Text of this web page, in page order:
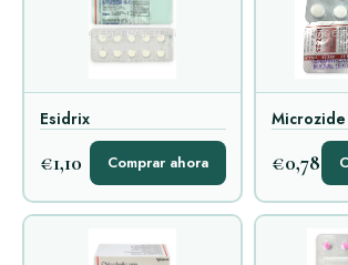
Esidrix
€1,10 Comprar ahora
Microzide
€0,78